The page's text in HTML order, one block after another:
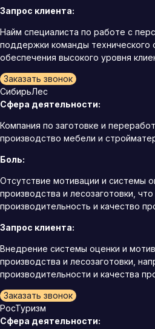
Запрос клиента:
Найм специалиста по работе с
поддержки команды технического
обеспечения высокого уровня
Заказать звонок
СибирьЛес
Сфера деятельности:
Компания по заготовке и
производство мебели и
Боль:
Отсутствие мотивации и системы
производства и лесозаготовки,
производительность и качество
Запрос клиента:
Внедрение системы оценки и
производства и лесозаготовки,
производительности и качества
Заказать звонок
РосТуризм
Сфера деятельности: